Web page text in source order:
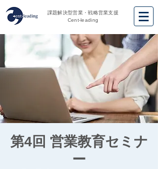
課題解決型営業・戦略営業支援
Cent-leading
第4回 営業教育セミナ
ー